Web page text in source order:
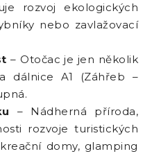
rozvoj ekologických
nebo zavlažovací
– Otočac je jen několik
dálnice A1 (Záhřeb –
– Nádherná příroda,
rozvoje turistických
domy, glamping